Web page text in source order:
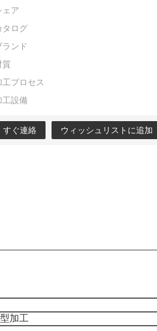
ェア
タログ
ランド
質
工プロセス
工設備
すぐ連絡 ウィッシュリストに追加
加工